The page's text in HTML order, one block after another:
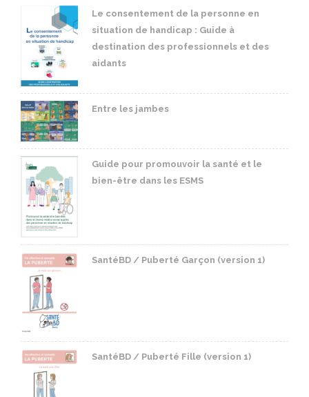
Le consentement de la personne en
situation de handicap : Guide à
destination des professionnels et des
aidants
Entre les jambes
Guide pour promouvoir la santé et le
bien-être dans les ESMS
SantéBD / Puberté Garçon (version 1)
SantéBD / Puberté Fille (version 1)